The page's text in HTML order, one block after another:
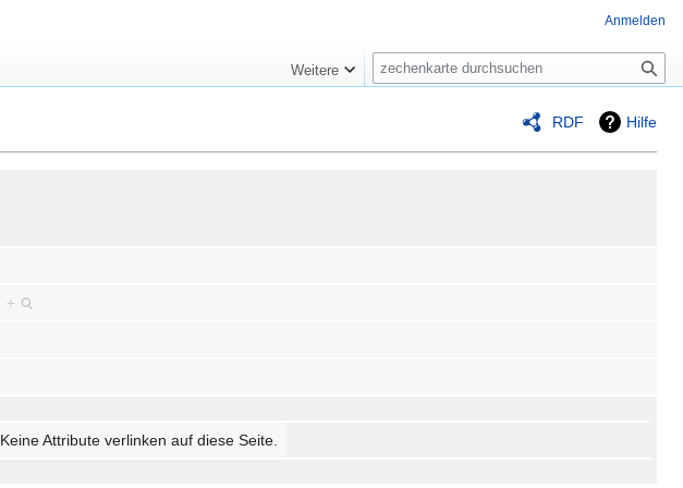
RDF Hilfe
+
Keine Attribute verlinken auf diese Seite.
Anmelden
Weitere
Suche